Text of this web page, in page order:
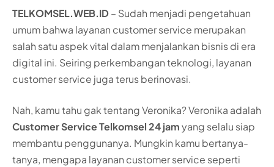
TELKOMSEL.WEB.ID– Sudah menjadi pengetahuan
umum bahwa layanan customer service merupakan
salah satu aspek vital dalam menjalankan bisnis di era
digital ini. Seiring perkembangan teknologi, layanan
customer service juga terus berinovasi.
Nah, kamu tahu gak tentang Veronika? Veronika adalah
Customer Service Telkomsel 24 jamyang selalu siap
membantu penggunanya. Mungkin kamu bertanya-
tanya, mengapa layanan customer service seperti